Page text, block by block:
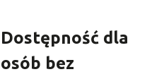
Dostępność dla
osób bez